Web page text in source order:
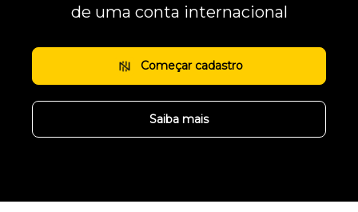
de uma conta internacional
Começar cadastro
Saiba mais